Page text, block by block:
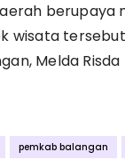
berupaya
wisata
Melda Risda
pemkab balangan